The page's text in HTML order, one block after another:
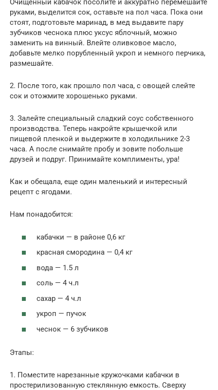
Очищенный кабачок посолите и аккуратно перемешайте
руками, выделится сок, оставьте на пол часа. Пока они
стоят, подготовьте маринад, в мед выдавите пару
зубчиков чеснока плюс уксус яблочный, можно
заменить на винный. Влейте оливковое масло,
добавьте мелко порубленный укроп и немного перчика,
размешайте.
2. После того, как прошло пол часа, с овощей слейте
сок и отожмите хорошенько руками.
3. Залейте специальный сладкий соус собственного
производства. Теперь накройте крышечкой или
пищевой пленкой и выдержите в холодильнике 2-3
часа. А после снимайте пробу и зовите побольше
друзей и подруг. Принимайте комплименты, ура!
Как и обещала, еще один маленький и интересный
рецепт с ягодами.
Нам понадобится:
кабачки — в районе 0,6 кг
красная смородина — 0,4 кг
вода — 1.5 л
соль — 4 ч.л
сахар — 4 ч.л
укроп — пучок
чеснок — 6 зубчиков
Этапы:
1. Поместите нарезанные кружочками кабачки в
простерилизованную стеклянную емкость. Сверху